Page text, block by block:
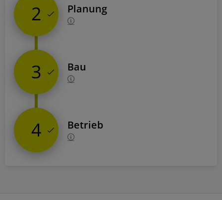
2 Planung
3 Bau
4 Betrieb